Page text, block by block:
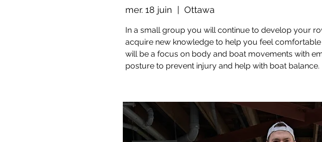
mer. 18 juin Ottawa
In a small group you will continue to develop your
acquire new knowledge to help you feel comfortable
will be a focus on body and boat movements with
posture to prevent injury and help with boat balance.